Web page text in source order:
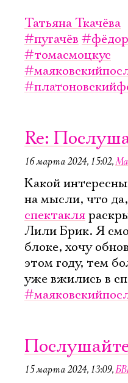
Татьяна Ткачёва
#пугачёв
#томасмоцкус
Re:
16 марта 2024, 15:02,
Какой
на мысли, что
спектакля
Лили Брик. Я
блоке, хочу
этом году, тем
уже вжились в
15 марта 2024, 13:09,